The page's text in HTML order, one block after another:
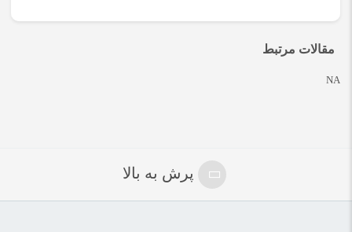
مقالات مرتبط
NA
پرش به بالا